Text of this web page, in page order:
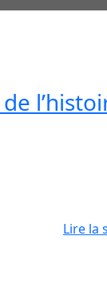
de
Lire la